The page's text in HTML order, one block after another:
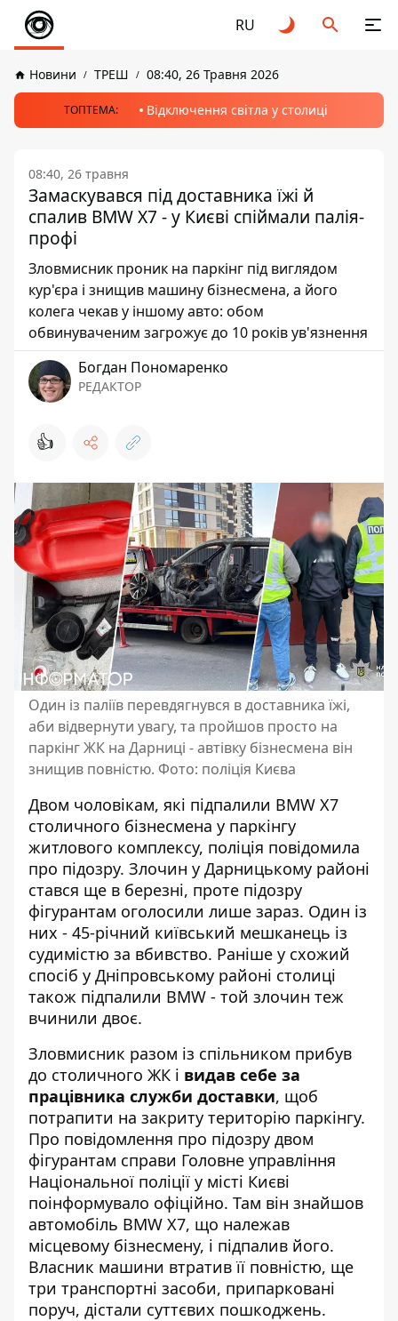
RU
Новини ТРЕШ 08:40, 26 Травня 2026
ТОПТЕМА: Відключення світла у столиці
08:40, 26 травня
Замаскувався під доставника їжі й
спалив BMW X7 - у Києві спіймали палія-
профі
Зловмисник проник на паркінг під виглядом
кур'єра і знищив машину бізнесмена, а його
колега чекав у іншому авто: обом
обвинуваченим загрожує до 10 років ув'язнення
Богдан Пономаренко
РЕДАКТОР
👍
Один із паліїв перевдягнувся в доставника їжі,
аби відвернути увагу, та пройшов просто на
паркінг ЖК на Дарниці - автівку бізнесмена він
знищив повністю. Фото: поліція Києва
Двом чоловікам, які підпалили BMW X7
столичного бізнесмена у паркінгу
житлового комплексу, поліція повідомила
про підозру. Злочин у Дарницькому районі
стався ще в березні, проте підозру
фігурантам оголосили лише зараз. Один із
них - 45-річний київський мешканець із
судимістю за вбивство. Раніше у схожий
спосіб у Дніпровському районі столиці
також підпалили BMW - той злочин теж
вчинили двоє.
Зловмисник разом із спільником прибув
до столичного ЖК і видав себе за
працівника служби доставки, щоб
потрапити на закриту територію паркінгу.
Про повідомлення про підозру двом
фігурантам справи Головне управління
Національної поліції у місті Києві
поінформувало офіційно. Там він знайшов
автомобіль BMW X7, що належав
місцевому бізнесмену, і підпалив його.
Власник машини втратив її повністю, ще
три транспортні засоби, припарковані
поруч, дістали суттєвих пошкоджень.